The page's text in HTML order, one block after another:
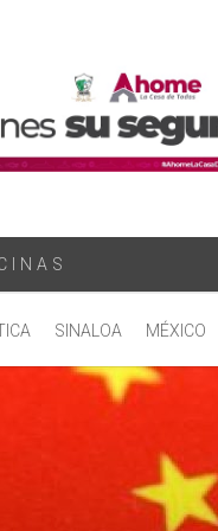
SINALOA MÉXICO